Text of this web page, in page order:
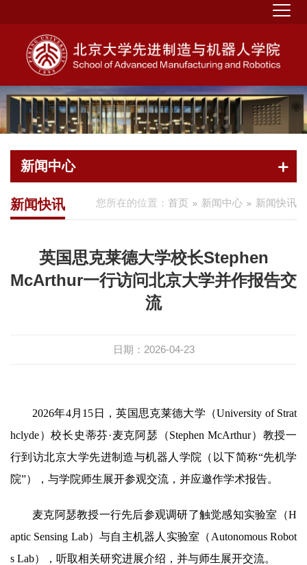
新闻中心
您所在的位置： 首页 新闻中心 新闻快讯
新闻快讯
英国思克莱德大学校长Stephen
McArthur一行访问北京大学并作报告交
流
日期：2026-04-23
2026年4月15日，英国思克莱德大学（University of Strat
hclyde）校长史蒂芬·麦克阿瑟（Stephen McArthur）教授一
行到访北京大学先进制造与机器人学院（以下简称“先机学
院”），与学院师生展开参观交流，并应邀作学术报告。
麦克阿瑟教授一行先后参观调研了触觉感知实验室（H
aptic Sensing Lab）与自主机器人实验室（Autonomous Robot
s Lab），听取相关研究进展介绍，并与师生展开交流。